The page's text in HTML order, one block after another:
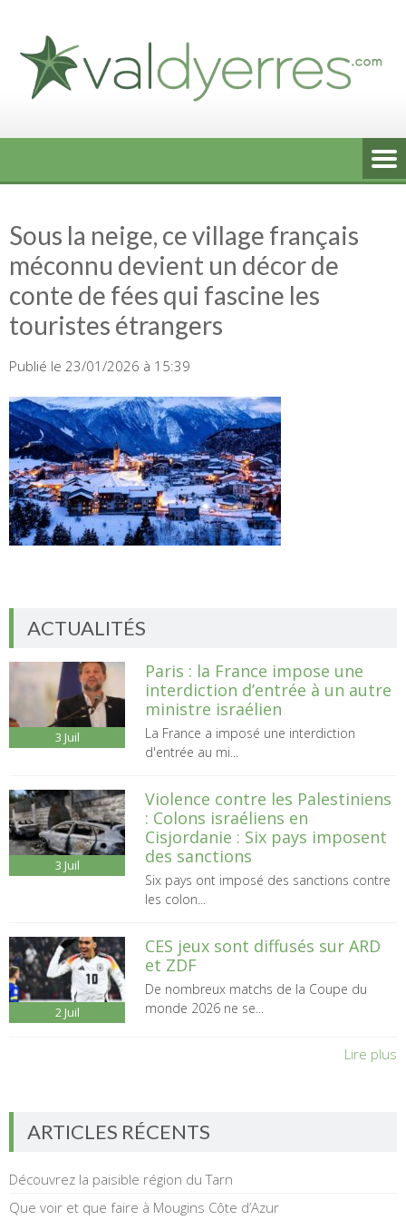
content
Sous la neige, ce village français
méconnu devient un décor de
conte de fées qui fascine les
touristes étrangers
Publié le 23/01/2026 à 15:39
ACTUALITÉS
3 Juil
Paris : la France impose une
interdiction d’entrée à un autre
ministre israélien
La France a imposé une interdiction
d'entrée au mi...
3 Juil
Violence contre les Palestiniens
: Colons israéliens en
Cisjordanie : Six pays imposent
des sanctions
Six pays ont imposé des sanctions contre
les colon...
2 Juil
CES jeux sont diffusés sur ARD
et ZDF
De nombreux matchs de la Coupe du
monde 2026 ne se...
Lire plus
ARTICLES RÉCENTS
Découvrez la paisible région du Tarn
Que voir et que faire à Mougins Côte d’Azur